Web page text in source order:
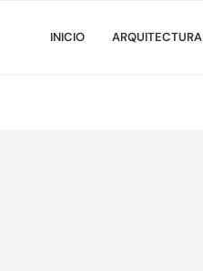
INICIO ARQUITECTURA